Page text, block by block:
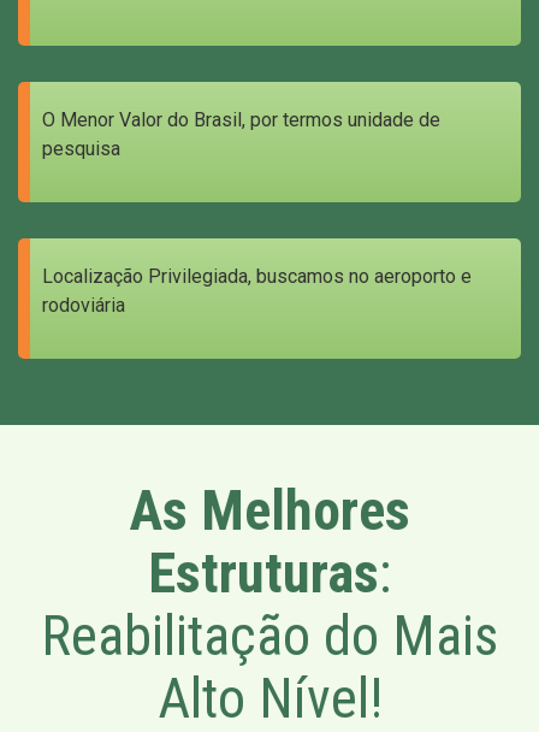
O Menor Valor do Brasil, por termos unidade de
pesquisa
Localização Privilegiada, buscamos no aeroporto e
rodoviária
As Melhores
Estruturas:
Reabilitação do Mais
Alto Nível!